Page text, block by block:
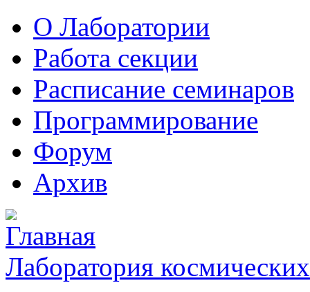
О Лаборатории
Работа секции
Расписание семинаров
Программирование
Форум
Архив
Лаборатория